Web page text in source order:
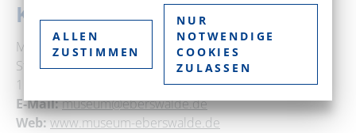
Kontakt
Museum Eberswalde
Steinstraße 3
16225 Eberswalde
E-Mail:museum@eberswalde.de
Web:www.museum-eberswalde.de
ALLEN
ZUSTIMMEN
NUR
NOTWENDIGE
COOKIES
ZULASSEN